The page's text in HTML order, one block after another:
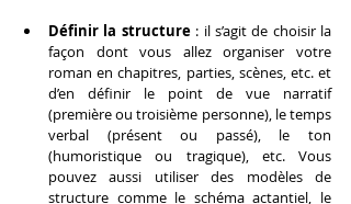
Définir la structure : il s’agit de choisir la
façon dont vous allez organiser votre
roman en chapitres, parties, scènes, etc. et
d’en définir le point de vue narratif
(première ou troisième personne), le temps
verbal (présent ou passé), le ton
(humoristique ou tragique), etc. Vous
pouvez aussi utiliser des modèles de
structure comme le schéma actantiel, le